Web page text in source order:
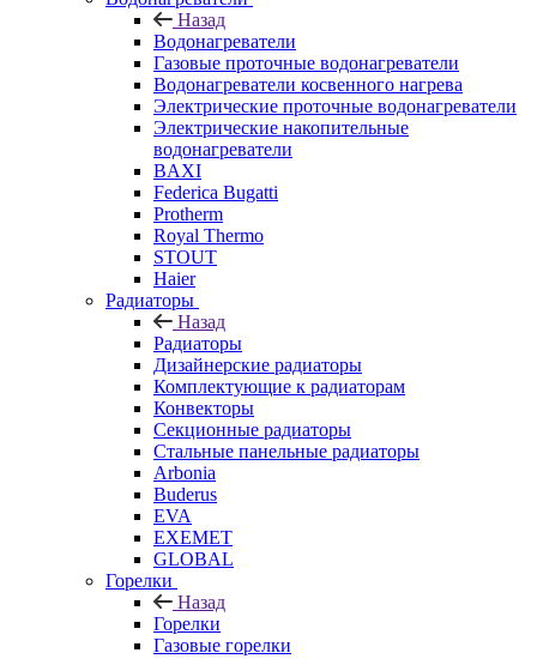
Назад
Водонагреватели
Газовые проточные водонагреватели
Водонагреватели косвенного нагрева
Электрические проточные водонагреватели
Электрические накопительные
водонагреватели
BAXI
Federica Bugatti
Protherm
Royal Thermo
STOUT
Haier
Радиаторы
Назад
Радиаторы
Дизайнерские радиаторы
Комплектующие к радиаторам
Конвекторы
Секционные радиаторы
Стальные панельные радиаторы
Arbonia
Buderus
EVA
EXEMET
GLOBAL
Горелки
Назад
Горелки
Газовые горелки